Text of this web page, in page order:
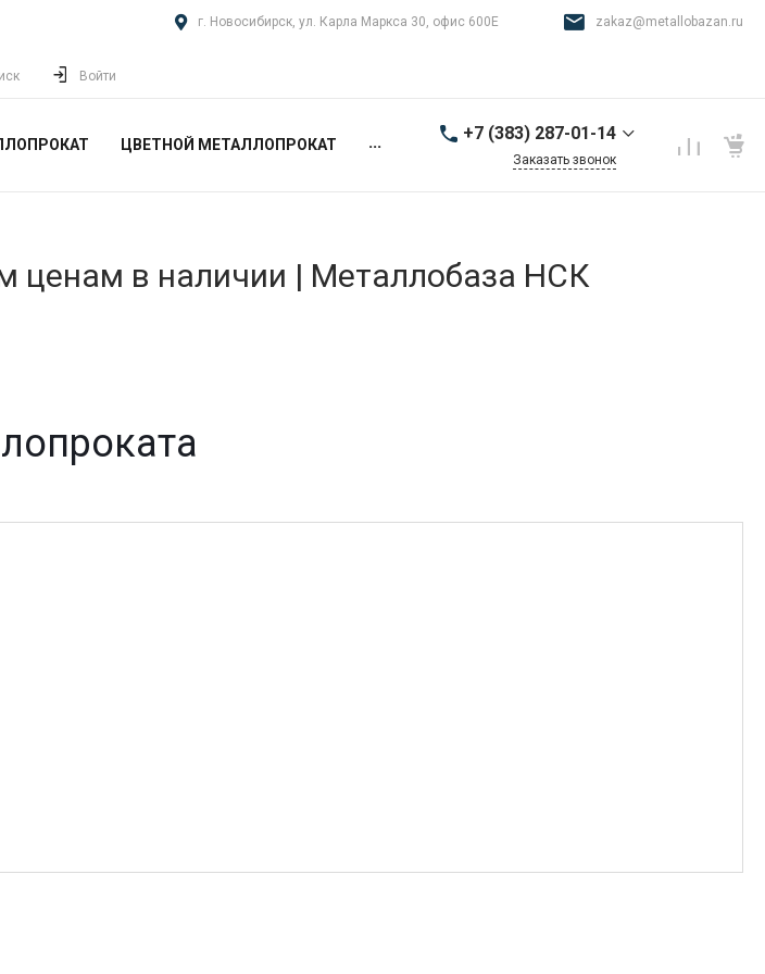
г. Новосибирск, ул. Карла Маркса 30, офис 600Е zakaz@metallobazan.ru
Войти
ЦВЕТНОЙ МЕТАЛЛОПРОКАТ ... +7 (383) 287-01-14
9:00-18:00 пн-пт
Заказать звонок
ценам в наличии | Металлобаза НСК